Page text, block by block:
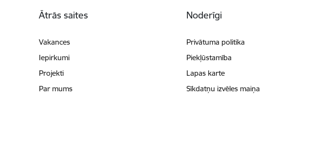
Ātrās saites
Vakances
Iepirkumi
Projekti
Par mums
Noderīgi
Privātuma politika
Piekļūstamība
Lapas karte
Sīkdatņu izvēles maiņa